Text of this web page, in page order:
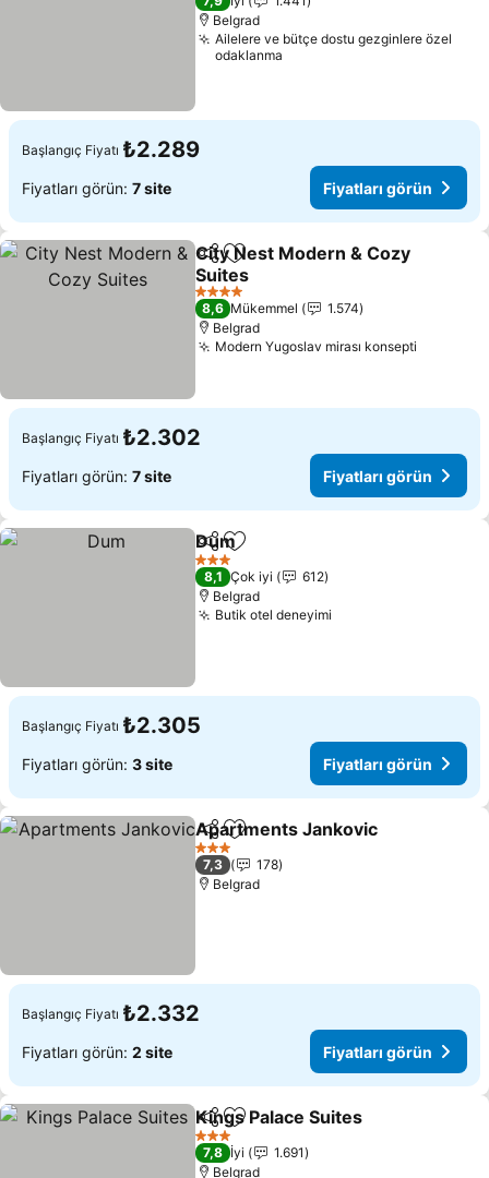
Belgrad
Ailelere ve bütçe dostu gezginlere özel
odaklanma
Başlangıç Fiyatı ₺2.289
Fiyatları görün: 7 site Fiyatları görün
PaylaşFavorilerime ekle
City Nest Modern & Cozy
Suites
Fiyatları görün
4 Yıldız
8,6 Mükemmel
1.574
Belgrad
Modern Yugoslav mirası konsepti
Başlangıç Fiyatı ₺2.302
Fiyatları görün: 7 site Fiyatları görün
PaylaşFavorilerime ekle
Dum
3 Yıldız
8,1 Çok iyi
612
Belgrad
Butik otel deneyimi
Başlangıç Fiyatı ₺2.305
Fiyatları görün: 3 site Fiyatları görün
PaylaşFavorilerime ekle
Apartments Jankovic
3 Yıldız
7,3
178
Belgrad
Başlangıç Fiyatı ₺2.332
Fiyatları görün: 2 site Fiyatları görün
PaylaşFavorilerime ekle
Kings Palace Suites
3 Yıldız
7,8 İyi
1.691
Belgrad